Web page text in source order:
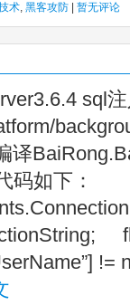
术, 黑客攻防 暂无评论
sql
译
码如下：